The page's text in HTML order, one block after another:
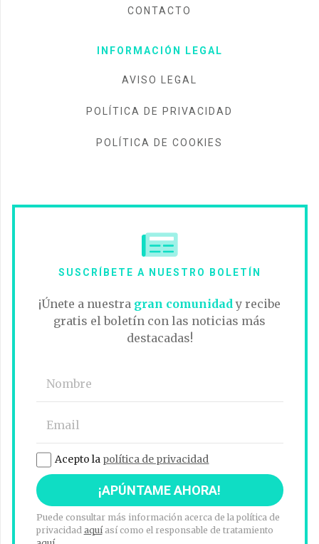
CONTACTO
INFORMACIÓN LEGAL
AVISO LEGAL
POLÍTICA DE PRIVACIDAD
POLÍTICA DE COOKIES
SUSCRÍBETE A NUESTRO BOLETÍN
¡Únete a nuestra gran comunidady recibe
gratis el boletín con las noticias más
destacadas!
Acepto la política de privacidad
Puede consultar más información acerca de la política de
privacidad aquíasí como el responsable de tratamiento